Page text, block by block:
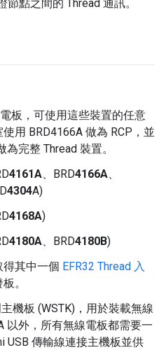
點之間的 Thread 通訊。
板，可使用這些裝置的任意
用 BRD4166A 做為 RCP，並
完整 Thread 裝置。
4161A、BRD4166A、
4304A)
4168A)
4180A、BRD4180B)
其中一個 EFR32 Thread 入
。
機板 (WSTK)，用於裝載無線
以外，所有無線電板都需要一
USB 傳輸線連接主機板並供